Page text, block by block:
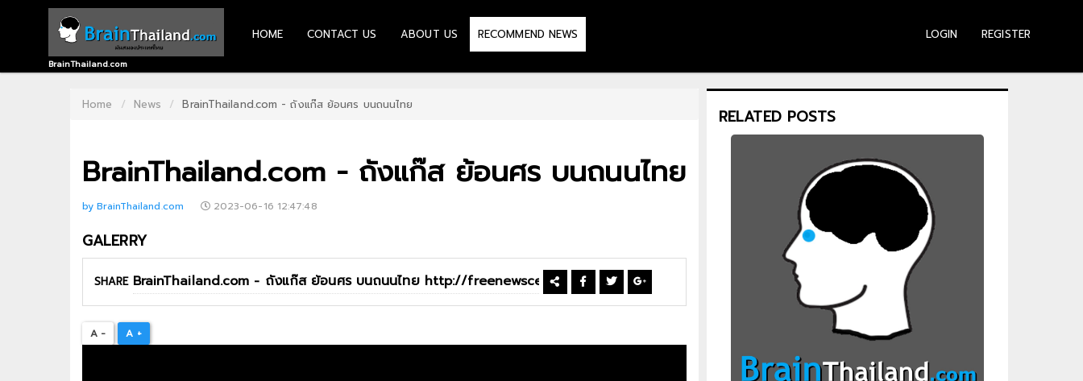
HOME
CONTACT
BrainThailand.com
HOME CONTACT US ABOUT US RECOMMEND NEWS LOGIN REGISTER
Home News BrainThailand.com - ถังแก๊ส ย้อนศร บนถนนไทย
BrainThailand.com - ถังแก๊ส ย้อนศร บนถนนไทย
by BrainThailand.com 2023-06-16 12:47:48
GALERRY
SHARE
A - A +
RELATED POSTS